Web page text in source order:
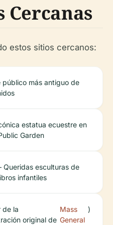
Cercanas
estos sitios cercanos:
público más antiguo de
estatua ecuestre en
Garden
Queridas esculturas de
infantiles
de la
original de
Mass
General
)